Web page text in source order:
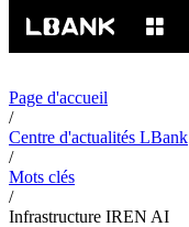
Page d'accueil
/
Centre d'actualités LBank
/
Mots clés
/
Infrastructure IREN AI